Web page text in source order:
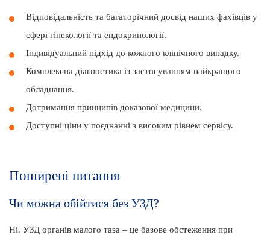
Відповідальність та багаторічний досвід наших фахівців у
сфері гінекології та ендокринології.
Індивідуальний підхід до кожного клінічного випадку.
Комплексна діагностика із застосуванням найкращого
обладнання.
Дотримання принципів доказової медицини.
Доступні ціни у поєднанні з високим рівнем сервісу.
Поширені питання
Чи можна обійтися без УЗД?
Ні. УЗД органів малого таза – це базове обстеження при